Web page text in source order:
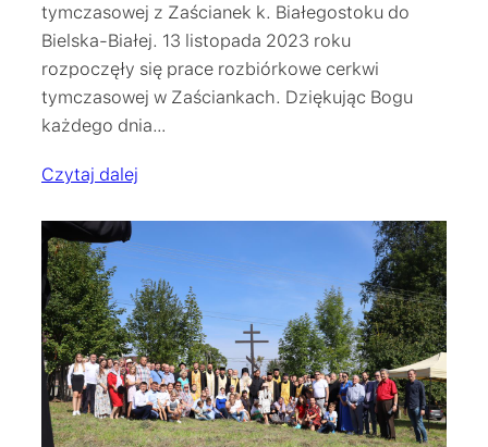
tymczasowej z Zaścianek k. Białegostoku do
Bielska-Białej. 13 listopada 2023 roku
rozpoczęły się prace rozbiórkowe cerkwi
tymczasowej w Zaściankach. Dziękując Bogu
każdego dnia…
Czytaj dalej